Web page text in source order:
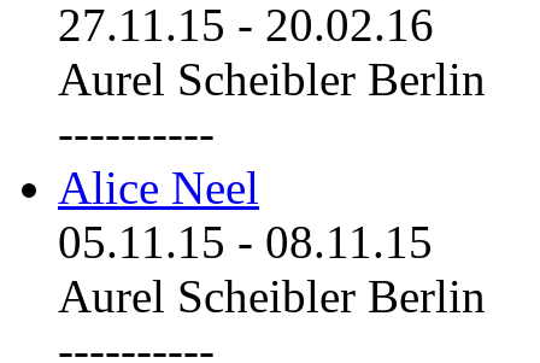
27.11.15 - 20.02.16
Aurel Scheibler Berlin
----------
Alice Neel
05.11.15 - 08.11.15
Aurel Scheibler Berlin
----------